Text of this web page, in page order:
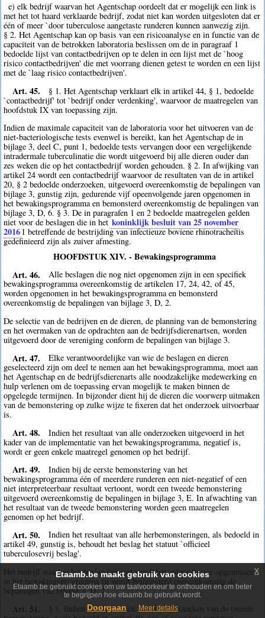
e) elk bedrijf waarvan het Agentschap oordeelt dat er mogelijk een link is
met het tot haard verklaarde bedrijf, zodat niet kan worden uitgesloten dat er
één of meer `door tuberculose aangetaste runderen kunnen aanwezig zijn.
§ 2. Het Agentschap kan op basis van een risicoanalyse en in functie van de
capaciteit van de betrokken laboratoria beslissen om de in paragraaf 1
bedoelde lijst van contactbedrijven op te delen in een lijst met de `hoog
risico contactbedrijven' die met voorrang dienen getest te worden en een lijst
met de `laag risico contactbedrijven'.
Art. 45.
§ 1. Het Agentschap verklaart elk in artikel 44, § 1, bedoelde
`contactbedrijf' tot `bedrijf onder verdenking', waarvoor de maatregelen van
hoofdstuk IX van toepassing zijn.
Indien de maximale capaciteit van de laboratoria voor het uitvoeren van de
niet-bacteriologische tests evenwel is bereikt, kan het Agentschap de in
bijlage 3, deel C, punt 1, bedoelde tests vervangen door een vergelijkende
intradermale tuberculinatie die wordt uitgevoerd bij alle dieren ouder dan
zes weken die op het contactbedrijf worden gehouden. § 2. In afwijking van
artikel 24 wordt een contactbedrijf waarvoor de resultaten van de in artikel
20, § 2 bedoelde onderzoeken, uitgevoerd overeenkomstig de bepalingen van
bijlage 3, gunstig zijn, gedurende vijf opeenvolgende jaren opgenomen in
het bewakingsprogramma en bemonsterd overeenkomstig de bepalingen van
bijlage 3, D, 6. § 3. De in paragrafen 1 en 2 bedoelde maatregelen gelden
niet voor de beslagen die in het koninklijk besluit van 25 november
2016 1 betreffende de bestrijding van infectieuze boviene rhinotracheïtis
gedefinieerd zijn als zuiver afmesting.
HOOFDSTUK XIV. - Bewakingsprogramma
Art. 46.
Alle beslagen die nog niet opgenomen zijn in een specifiek
bewakingsprogramma overeenkomstig de artikelen 17, 24, 42, of 45,
worden opgenomen in het bewakingsprogramma en bemonsterd
overeenkomstig de bepalingen van bijlage 3, D, 2.
De selectie van de bedrijven en de dieren, de planning van de bemonstering
en het overmaken van de opdrachten aan de bedrijfsdierenartsen, worden
uitgevoerd door de vereniging conform de bepalingen van bijlage 3.
Art. 47.
Elke verantwoordelijke van wie de beslagen en dieren
geselecteerd zijn om deel te nemen aan het bewakingsprogramma, moet aan
het Agentschap en de bedrijfsdierenarts alle noodzakelijke medewerking en
hulp verlenen om de toepassing ervan mogelijk te maken binnen de
opgelegde termijnen. In bijzonder dient hij de dieren die voorwerp uitmaken
van de bemonstering op zulke wijze te fixeren dat het onderzoek uitvoerbaar
is.
Art. 48.
Indien het resultaat van alle onderzoeken uitgevoerd in het
kader van de implementatie van het bewakingsprogramma, negatief is,
wordt er geen enkele maatregel genomen op het bedrijf.
Art. 49.
Indien bij de eerste bemonstering van het
bewakingsprogramma één of meerdere runderen een niet-negatief of een
niet interpreteerbaar resultaat vertoont, wordt een tweede bemonstering
uitgevoerd overeenkomstig de bepalingen in bijlage 3, E. In afwachting van
het resultaat van de tweede bemonstering worden geen maatregelen
genomen op het bedrijf.
Art. 50.
Indien het resultaat van alle herbemonsteringen, als bedoeld in
artikel 49, gunstig is, behoudt het beslag het statuut `officieel
tuberculosevrij beslag'.
Het bedrijf waartoe het beslag behoort wordt het volgende jaar opgenomen
in het bewakingsprogramma en wordt bemonsterd overeenkomstig de
bepalingen van bijlage 3, D, 7.
Art. 51.
§ 1. Indien bij slechts één van de onderzoeken van de tweede
Etaamb.be maakt gebruik van cookies
Etaamb.be gebruikt cookies om uw taalvoorkeur te onthouden en om beter
te begrijpen hoe etaamb.be gebruikt wordt.
Doorgaan Meer details
x